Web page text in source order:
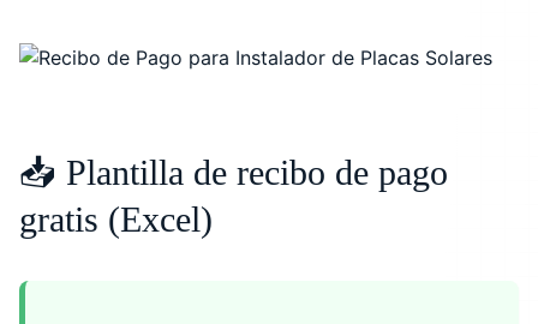
📥 Plantilla de recibo de pago
gratis (Excel)